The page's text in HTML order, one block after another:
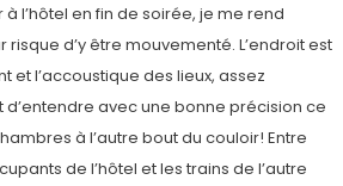
l’hôtel en fin de soirée, je me rend
d’y être mouvementé. L’endroit est
et l’accoustique des lieux, assez
avec une bonne précision ce
à l’autre bout du couloir! Entre
de l’hôtel et les trains de l’autre